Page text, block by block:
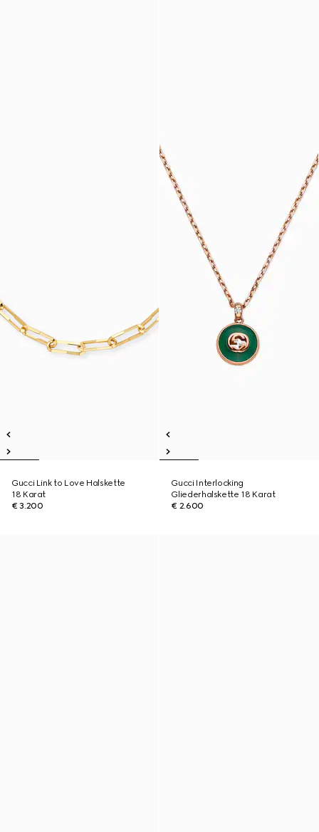
Gucci Link to Love Halskette
18 Karat
€ 3.200
Gucci Interlocking
Gliederhalskette 18 Karat
€ 2.600